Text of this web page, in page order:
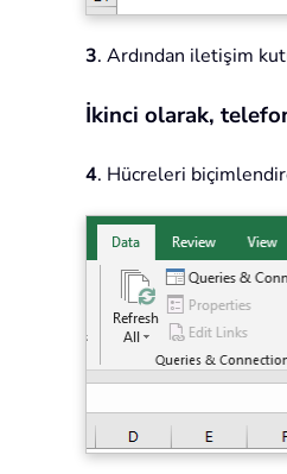
3. Ardından iletişim
İkinci olarak,
4. Hücreleri